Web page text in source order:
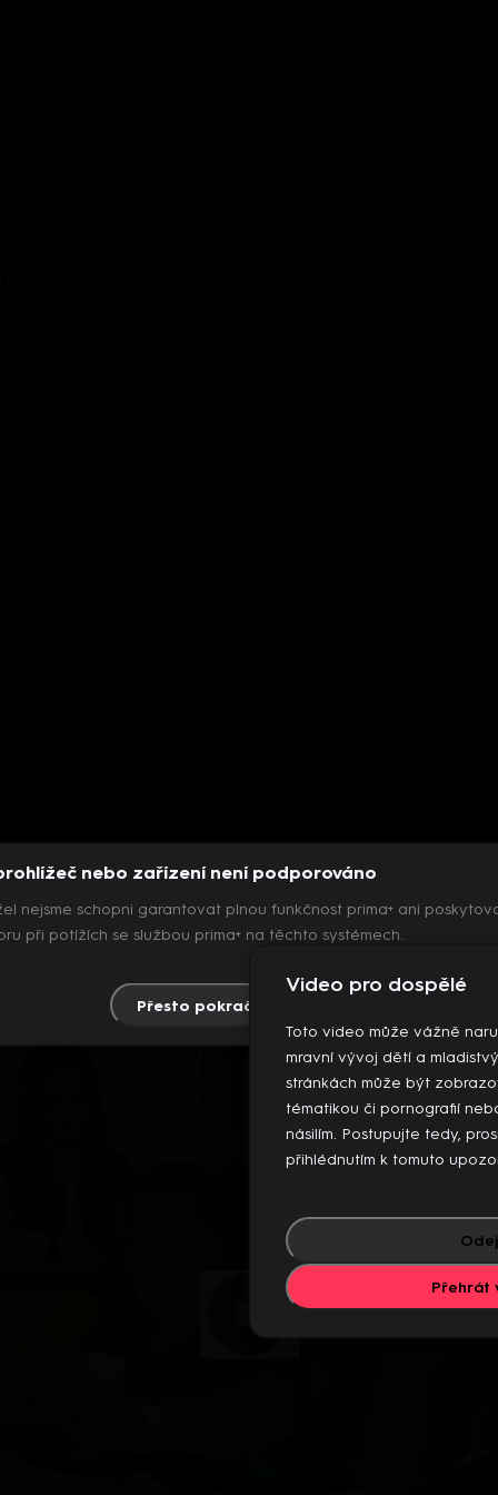
Video pro dospělé
Toto video může vážně
mravní vývoj dětí a
stránkách může být
tématikou či pornografií
násilím. Postupujte tedy,
přihlédnutím k tomuto
Přehrát
současně. Pokud chcete pokračovat v přehrávání na
jiných zařízeních.
Více o limitu změn zařízení
nebo zařízení není podporováno
nejsme schopni garantovat plnou funkčnost prima+ ani
při potížích se službou prima+ na těchto systémech.
Přesto pokračovat